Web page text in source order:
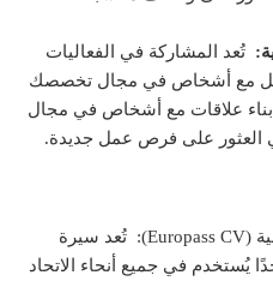
تُعد المشاركة في الفعاليات
مع أشخاص في مجال تخصصك
علاقات مع أشخاص في مجال
على فرص عمل جديدة.
قم بإنشاء سيرة ذاتية أوروبية (Europass CV): تُعد سيرة
يُستخدم في جميع أنحاء الاتحاد